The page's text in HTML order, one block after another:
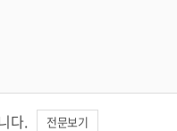
다. 전문보기